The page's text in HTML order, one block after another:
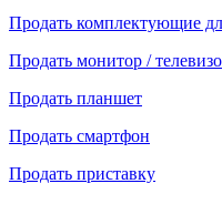
Продать комплектующие
Продать монитор /
Продать планшет
Продать смартфон
Продать приставку